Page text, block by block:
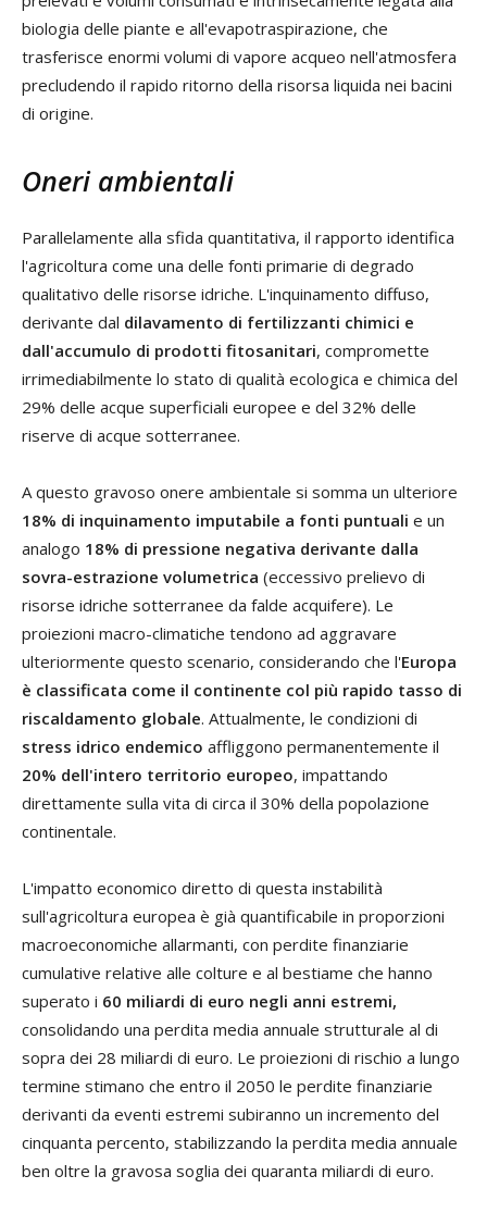
biologia delle piante e all'evapotraspirazione, che
trasferisce enormi volumi di vapore acqueo nell'atmosfera
precludendo il rapido ritorno della risorsa liquida nei bacini
di origine.
Oneri ambientali
Parallelamente alla sfida quantitativa, il rapporto identifica
l'agricoltura come una delle fonti primarie di degrado
qualitativo delle risorse idriche. L'inquinamento diffuso,
derivante dal dilavamento di fertilizzanti chimici e
dall'accumulo di prodotti fitosanitari, compromette
irrimediabilmente lo stato di qualità ecologica e chimica del
29% delle acque superficiali europee e del 32% delle
riserve di acque sotterranee.
A questo gravoso onere ambientale si somma un ulteriore
18% di inquinamento imputabile a fonti puntuali e un
analogo 18% di pressione negativa derivante dalla
sovra-estrazione volumetrica (eccessivo prelievo di
risorse idriche sotterranee da falde acquifere). Le
proiezioni macro-climatiche tendono ad aggravare
ulteriormente questo scenario, considerando che l'Europa
è classificata come il continente col più rapido tasso di
riscaldamento globale. Attualmente, le condizioni di
stress idrico endemico affliggono permanentemente il
20% dell'intero territorio europeo, impattando
direttamente sulla vita di circa il 30% della popolazione
continentale.
L'impatto economico diretto di questa instabilità
sull'agricoltura europea è già quantificabile in proporzioni
macroeconomiche allarmanti, con perdite finanziarie
cumulative relative alle colture e al bestiame che hanno
superato i 60 miliardi di euro negli anni estremi,
consolidando una perdita media annuale strutturale al di
sopra dei 28 miliardi di euro. Le proiezioni di rischio a lungo
termine stimano che entro il 2050 le perdite finanziarie
derivanti da eventi estremi subiranno un incremento del
cinquanta percento, stabilizzando la perdita media annuale
ben oltre la gravosa soglia dei quaranta miliardi di euro.